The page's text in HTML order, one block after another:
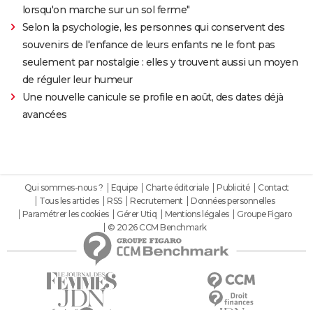
lorsqu'on marche sur un sol ferme"
Selon la psychologie, les personnes qui conservent des
souvenirs de l'enfance de leurs enfants ne le font pas
seulement par nostalgie : elles y trouvent aussi un moyen
de réguler leur humeur
Une nouvelle canicule se profile en août, des dates déjà
avancées
Qui sommes-nous ? Equipe Charte éditoriale Publicité
Contact
Tous les articles
RSS Recrutement
Données personnelles
Paramétrer les cookies
Gérer Utiq Mentions légales
Groupe Figaro
© 2026 CCM Benchmark